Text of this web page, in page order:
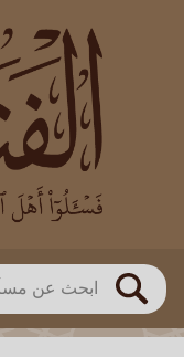
بحث
العالم
بن باز
اللجنة الدائمة